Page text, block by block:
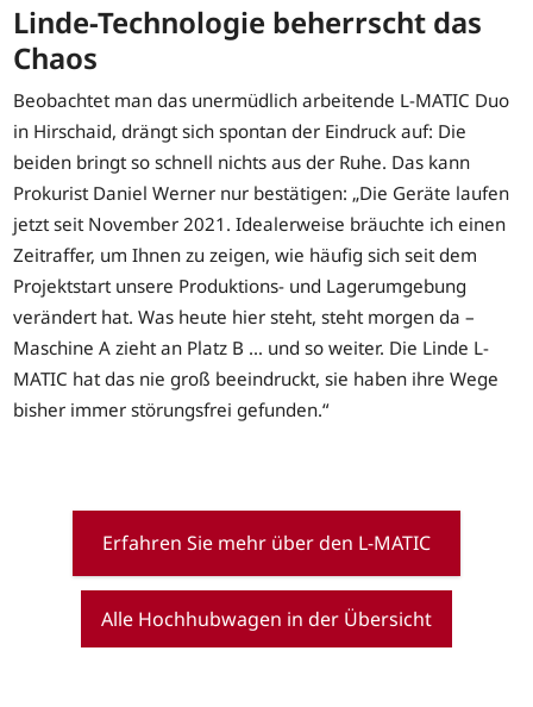
Linde-Technologie beherrscht das
Chaos
Beobachtet man das unermüdlich arbeitende L-MATIC Duo
in Hirschaid, drängt sich spontan der Eindruck auf: Die
beiden bringt so schnell nichts aus der Ruhe. Das kann
Prokurist Daniel Werner nur bestätigen: „Die Geräte laufen
jetzt seit November 2021. Idealerweise bräuchte ich einen
Zeitraffer, um Ihnen zu zeigen, wie häufig sich seit dem
Projektstart unsere Produktions- und Lagerumgebung
verändert hat. Was heute hier steht, steht morgen da –
Maschine A zieht an Platz B … und so weiter. Die Linde L-
MATIC hat das nie groß beeindruckt, sie haben ihre Wege
bisher immer störungsfrei gefunden.“
Erfahren Sie mehr über den L-MATIC
Alle Hochhubwagen in der Übersicht